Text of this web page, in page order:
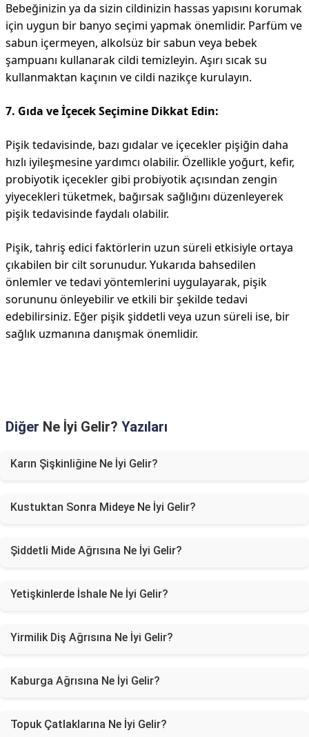
Bebeğinizin ya da sizin cildinizin hassas yapısını korumak
için uygun bir banyo seçimi yapmak önemlidir. Parfüm ve
sabun içermeyen, alkolsüz bir sabun veya bebek
şampuanı kullanarak cildi temizleyin. Aşırı sıcak su
kullanmaktan kaçının ve cildi nazikçe kurulayın.
7. Gıda ve İçecek Seçimine Dikkat Edin:
Pişik tedavisinde, bazı gıdalar ve içecekler pişiğin daha
hızlı iyileşmesine yardımcı olabilir. Özellikle yoğurt, kefir,
probiyotik içecekler gibi probiyotik açısından zengin
yiyecekleri tüketmek, bağırsak sağlığını düzenleyerek
pişik tedavisinde faydalı olabilir.
Pişik, tahriş edici faktörlerin uzun süreli etkisiyle ortaya
çıkabilen bir cilt sorunudur. Yukarıda bahsedilen
önlemler ve tedavi yöntemlerini uygulayarak, pişik
sorununu önleyebilir ve etkili bir şekilde tedavi
edebilirsiniz. Eğer pişik şiddetli veya uzun süreli ise, bir
sağlık uzmanına danışmak önemlidir.
Diğer Ne İyi Gelir? Yazıları
Karın Şişkinliğine Ne İyi Gelir?
Kustuktan Sonra Mideye Ne İyi Gelir?
Şiddetli Mide Ağrısına Ne İyi Gelir?
Yetişkinlerde İshale Ne İyi Gelir?
Yirmilik Diş Ağrısına Ne İyi Gelir?
Kaburga Ağrısına Ne İyi Gelir?
Topuk Çatlaklarına Ne İyi Gelir?